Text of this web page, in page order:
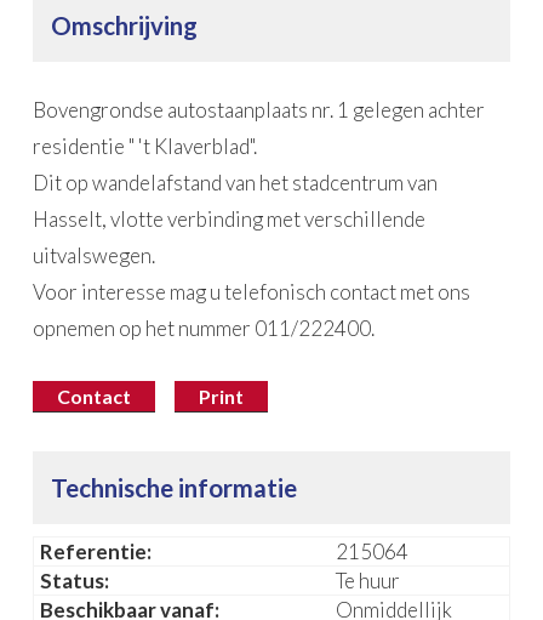
Omschrijving
Bovengrondse autostaanplaats nr. 1 gelegen achter
residentie " 't Klaverblad".
Dit op wandelafstand van het stadcentrum van
Hasselt, vlotte verbinding met verschillende
uitvalswegen.
Voor interesse mag u telefonisch contact met ons
opnemen op het nummer 011/222400.
Contact Print
Technische informatie
Referentie:
215064
Status:
Te huur
Beschikbaar vanaf:
Onmiddellijk